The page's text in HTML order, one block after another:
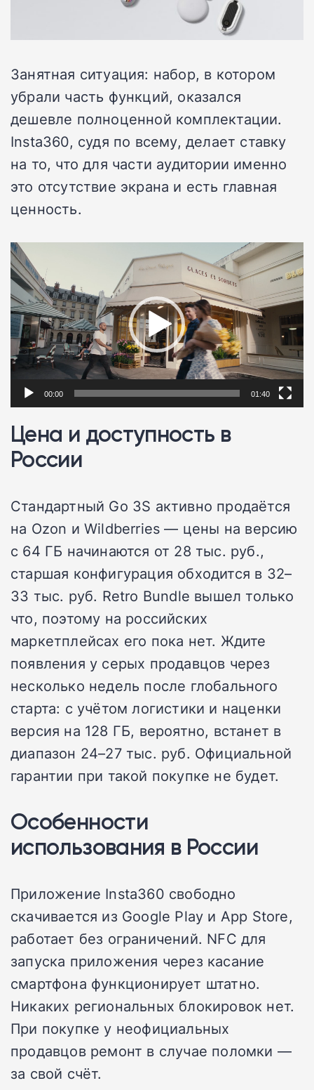
Занятная ситуация: набор, в котором
убрали часть функций, оказался
дешевле полноценной комплектации.
Insta360, судя по всему, делает ставку
на то, что для части аудитории именно
это отсутствие экрана и есть главная
ценность.
Видеоплеер
00:00 01:40
Цена и доступность в
России
Стандартный Go 3S активно продаётся
на Ozon и Wildberries — цены на версию
с 64 ГБ начинаются от 28 тыс. руб.,
старшая конфигурация обходится в 32–
33 тыс. руб. Retro Bundle вышел только
что, поэтому на российских
маркетплейсах его пока нет. Ждите
появления у серых продавцов через
несколько недель после глобального
старта: с учётом логистики и наценки
версия на 128 ГБ, вероятно, встанет в
диапазон 24–27 тыс. руб. Официальной
гарантии при такой покупке не будет.
Особенности
использования в России
Приложение Insta360 свободно
скачивается из Google Play и App Store,
работает без ограничений. NFC для
запуска приложения через касание
смартфона функционирует штатно.
Никаких региональных блокировок нет.
При покупке у неофициальных
продавцов ремонт в случае поломки —
за свой счёт.